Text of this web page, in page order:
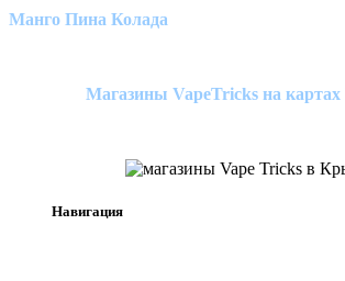
Манго Пина Колада
Магазины VapeTricks на картах
Навигация